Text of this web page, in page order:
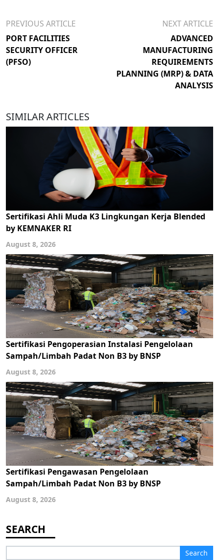
PREVIOUS ARTICLE
PORT FACILITIES
SECURITY OFFICER
(PFSO)
NEXT ARTICLE
ADVANCED
MANUFACTURING
REQUIREMENTS
PLANNING (MRP) & DATA
ANALYSIS
SIMILAR ARTICLES
Sertifikasi Ahli Muda K3 Lingkungan Kerja Blended
by KEMNAKER RI
August 8, 2026
Sertifikasi Pengoperasian Instalasi Pengelolaan
Sampah/Limbah Padat Non B3 by BNSP
August 8, 2026
Sertifikasi Pengawasan Pengelolaan
Sampah/Limbah Padat Non B3 by BNSP
August 8, 2026